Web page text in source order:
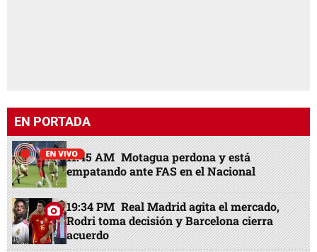
EN PORTADA
11:45 AM Motagua perdona y está
empatando ante FAS en el Nacional
19:34 PM Real Madrid agita el mercado,
Rodri toma decisión y Barcelona cierra
acuerdo